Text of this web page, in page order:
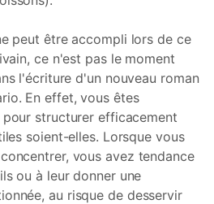
peut être accompli lors de ce
ce n'est pas le moment
l'écriture d'un nouveau roman
En effet, vous êtes
structurer efficacement
soient-elles. Lorsque vous
vous avez tendance
ou à leur donner une
au risque de desservir